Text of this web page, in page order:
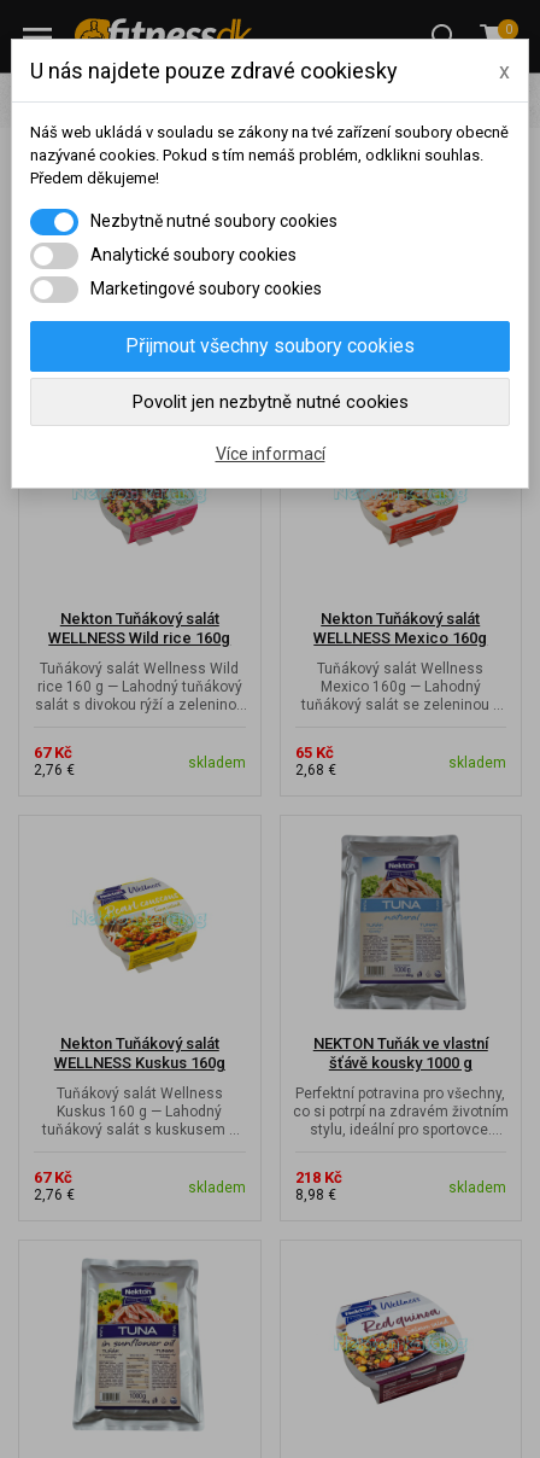
0
Nekton
Zobrazit filtraci
Produkty Nekton
Nekton Tuňákový salát
WELLNESS Wild rice 160g
Tuňákový salát Wellness Wild
rice 160 g — Lahodný tuňákový
salát s divokou rýží a zeleninou
67 Kč
2,76 € skladem
Nekton Tuňákový salát
WELLNESS Mexico 160g
Tuňákový salát Wellness
Mexico 160g — Lahodný
tuňákový salát se zeleninou v
65 Kč
2,68 € skladem
Nekton Tuňákový salát
WELLNESS Kuskus 160g
Tuňákový salát Wellness
Kuskus 160 g — Lahodný
tuňákový salát s kuskusem a
67 Kč
2,76 € skladem
NEKTON Tuňák ve vlastní
šťávě kousky 1000 g
Perfektní potravina pro všechny,
co si potrpí na zdravém životním
stylu, ideální pro sportovce.
218 Kč
8,98 € skladem
dosaženého obratu za
sledované období, byl váš
účet přeřazen do jiné
skupiny:
U nás najdete pouze zdravé cookiesky x
Náš web ukládá v souladu se zákony na tvé zařízení soubory obecně
nazývané cookies. Pokud s tím nemáš problém, odklikni souhlas.
Předem děkujeme!
Nezbytně nutné soubory cookies
Analytické soubory cookies
Marketingové soubory cookies
Přijmout všechny soubory cookies
Povolit jen nezbytně nutné cookies
Více informací